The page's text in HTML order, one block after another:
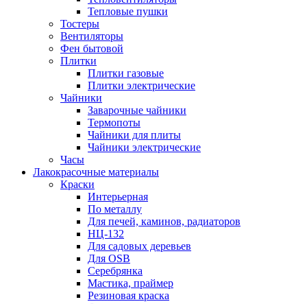
Тепловые пушки
Тостеры
Вентиляторы
Фен бытовой
Плитки
Плитки газовые
Плитки электрические
Чайники
Заварочные чайники
Термопоты
Чайники для плиты
Чайники электрические
Часы
Лакокрасочные материалы
Краски
Интерьерная
По металлу
Для печей, каминов, радиаторов
НЦ-132
Для садовых деревьев
Для OSB
Серебрянка
Мастика, праймер
Резиновая краска